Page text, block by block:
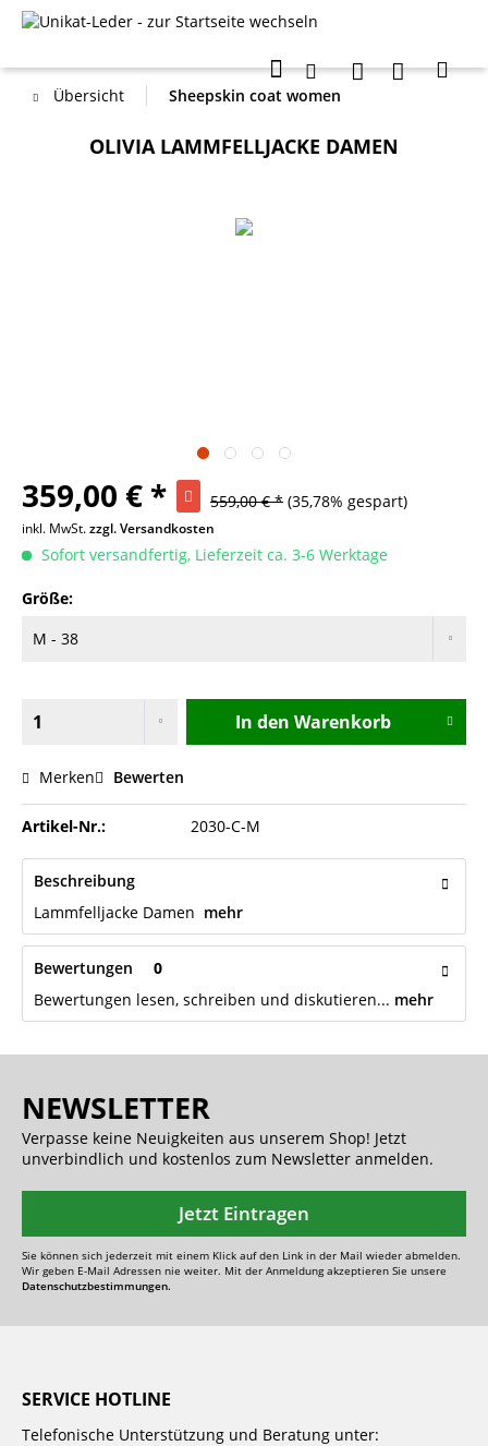
Übersicht Sheepskin coat women
OLIVIA LAMMFELLJACKE DAMEN
359,00 € * 559,00 € * (35,78% gespart)
inkl. MwSt.zzgl. Versandkosten
Sofort versandfertig, Lieferzeit ca. 3-6 Werktage
Größe:
In den Warenkorb
Merken Bewerten
Artikel-Nr.: 2030-C-M
Beschreibung
Lammfelljacke Damen mehr
Bewertungen
0
Bewertungen lesen, schreiben und diskutieren... mehr
NEWSLETTER
Verpasse keine Neuigkeiten aus unserem Shop! Jetzt
unverbindlich und kostenlos zum Newsletter anmelden.
Jetzt Eintragen
Sie können sich jederzeit mit einem Klick auf den Link in der Mail wieder abmelden.
Wir geben E-Mail Adressen nie weiter. Mit der Anmeldung akzeptieren Sie unsere
Datenschutzbestimmungen.
SERVICE HOTLINE
Telefonische Unterstützung und Beratung unter: